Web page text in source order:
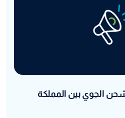
الجوي بين المملكة